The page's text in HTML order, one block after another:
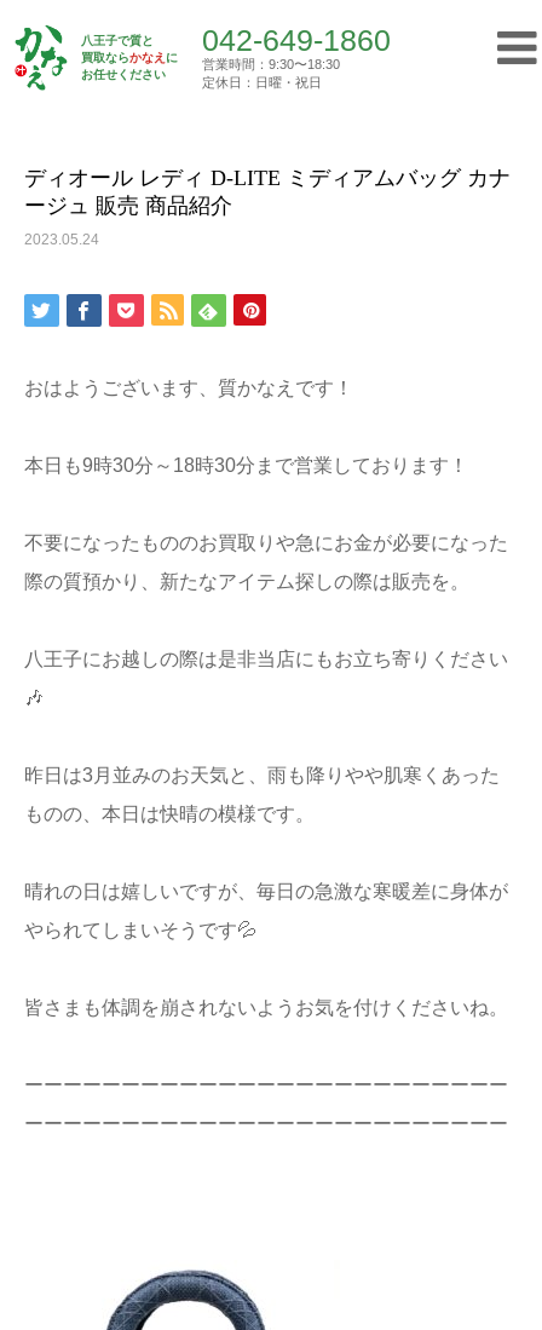
八王子で質と
買取ならかなえ に
お任せください
042-649-1860
営業時間：9:30〜18:30
定休日：日曜・祝日
Top 買取実績 ディオール レディ D-LITE ミディ…
ディオール レディ D-LITE ミディアムバッグ カナ
ージュ 販売 商品紹介
2023.05.24
おはようございます、質かなえです！
本日も9時30分～18時30分まで営業しております！
不要になったもののお買取りや急にお金が必要になった
際の質預かり、新たなアイテム探しの際は販売を。
八王子にお越しの際は是非当店にもお立ち寄りください
🎶
昨日は3月並みのお天気と、雨も降りやや肌寒くあった
ものの、本日は快晴の模様です。
晴れの日は嬉しいですが、毎日の急激な寒暖差に身体が
やられてしまいそうです💦
皆さまも体調を崩されないようお気を付けくださいね。
ーーーーーーーーーーーーーーーーーーーーーーーーー
ーーーーーーーーーーーーーーーーーーーーーーーーー
トップ
ポリシー